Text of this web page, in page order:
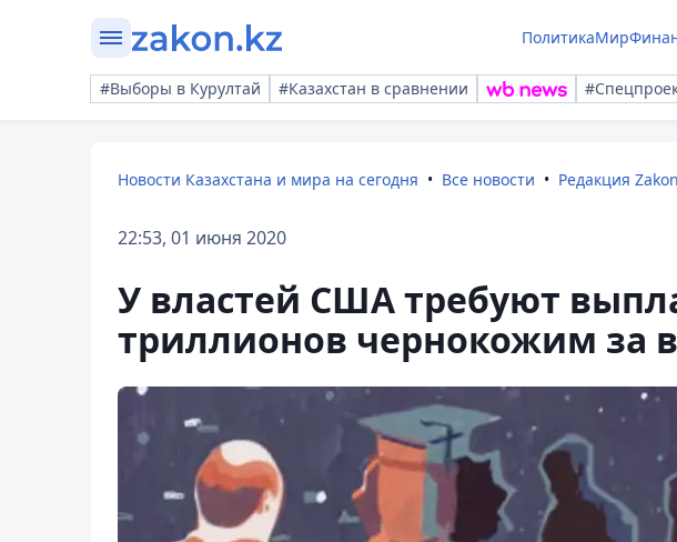
ПолитикаМир
#Выборы в Курултай #Казахстан в сравнении
Новости Казахстана и мира на сегодня Все новости Редакция
22:53, 01 июня 2020
У властей США требуют
триллионов чернокожим за